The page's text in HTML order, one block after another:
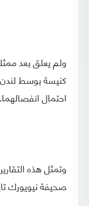
ولم يعلق بعد
احتمال انفصالهما.
وتمثل هذه
صحيفة نيويورك